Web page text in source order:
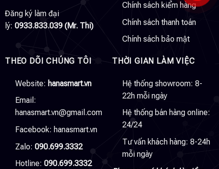
Đăng ký làm đại
lý: 0933.833.039 (Mr. Thi)
Chính sách kiểm hàng
Chính sách thanh toán
Chính sách bảo mật
THEO DÕI CHÚNG TÔI
Website: hanasmart.vn
Email:
hanasmart.vn@gmail.com
Facebook: hanasmart.vn
Zalo: 090.699.3332
Hotline: 090.699.3332
THỜI GIAN LÀM VIỆC
Hệ thống showroom: 8-
22h mỗi ngày
Hệ thống bán hàng online:
24/24
Tư vấn khách hàng: 8-24h
mỗi ngày